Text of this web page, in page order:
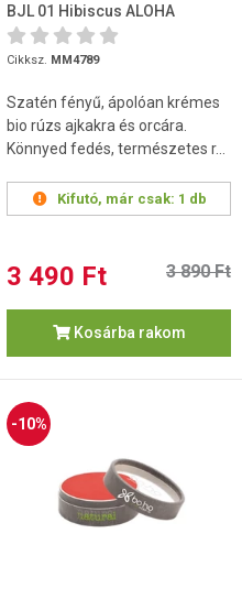
BJL 01 Hibiscus ALOHA
COLLECTION
Cikksz. MM4789
Szatén fényű, ápolóan krémes
bio rúzs ajkakra és orcára.
Könnyed fedés, természetes r...
Kifutó, már csak: 1 db
3 490 Ft 3 890 Ft
Kosárba rakom
-10%